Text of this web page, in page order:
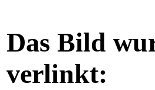
Das Bild
verlinkt: